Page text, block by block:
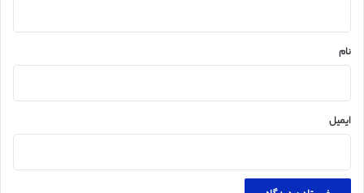
نام
ایمیل